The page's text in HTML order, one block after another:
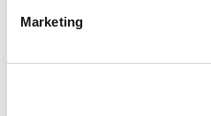
Marketing
Hulp nodig bij